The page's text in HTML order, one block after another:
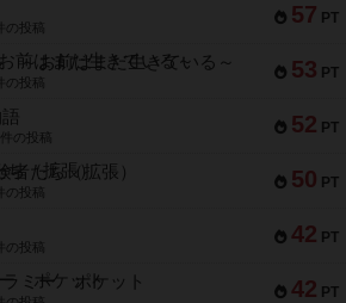
57 PT
の投稿
53 PT
～お前はまだ生きている～
の投稿
52 PT
件の投稿
50 PT
者たち（拡張）
の投稿
42 PT
の投稿
42 PT
ミー ポケット